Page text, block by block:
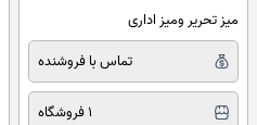
میز تحریر ومیز اداری
تماس با فروشنده
1 فروشگاه